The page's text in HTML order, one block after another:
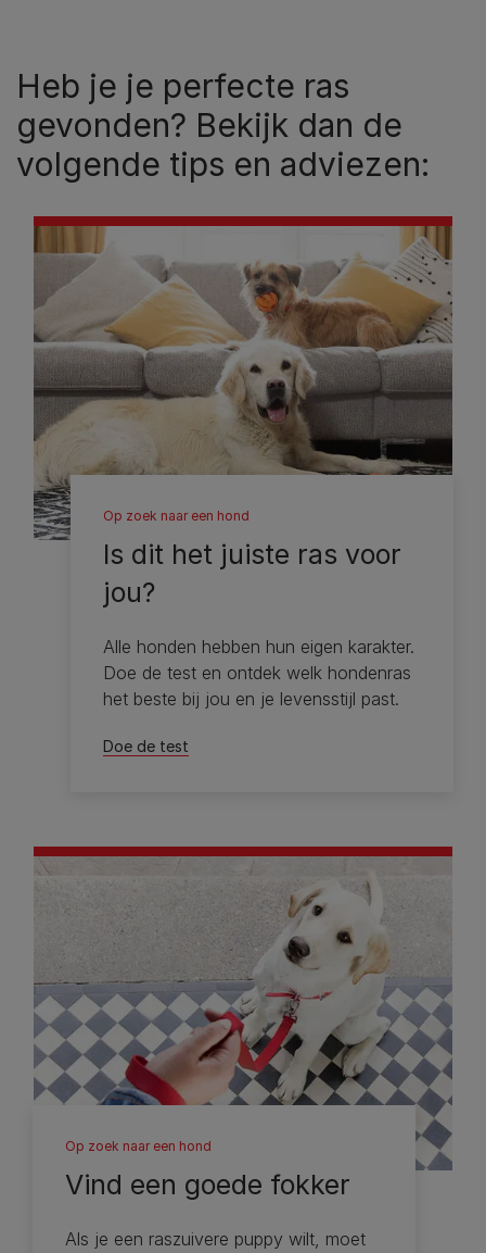
Heb je je perfecte ras
gevonden? Bekijk dan de
volgende tips en adviezen:
Op zoek naar een hond
Is dit het juiste ras voor
jou?
Alle honden hebben hun eigen karakter.
Doe de test en ontdek welk hondenras
het beste bij jou en je levensstijl past.
Doe de test
Op zoek naar een hond
Vind een goede fokker
Als je een raszuivere puppy wilt, moet